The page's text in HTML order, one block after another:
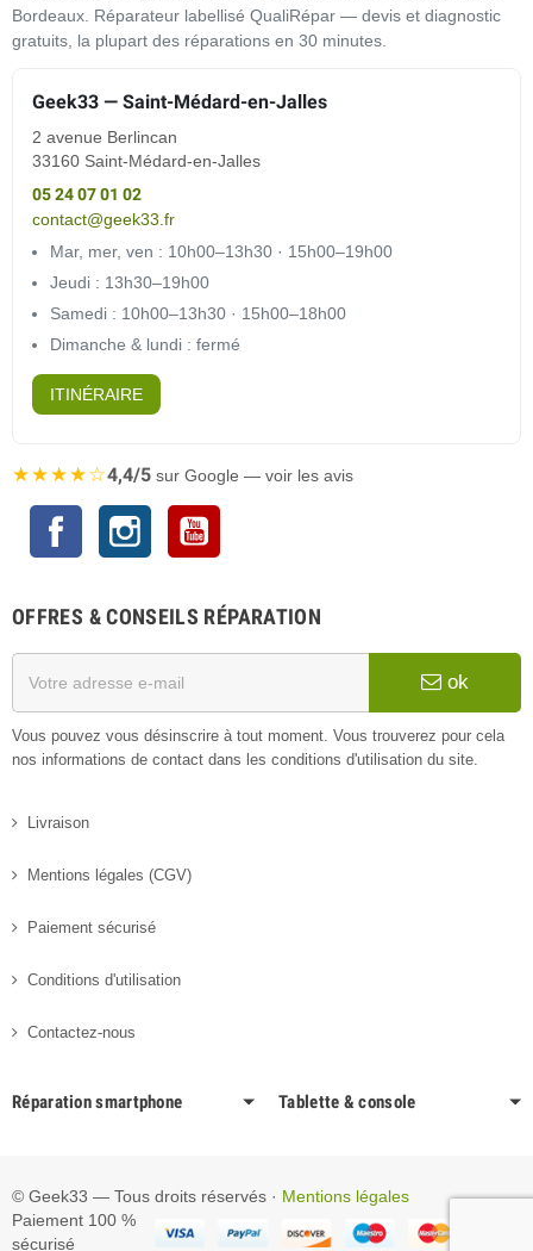
Bordeaux. Réparateur labellisé QualiRépar — devis et diagnostic
gratuits, la plupart des réparations en 30 minutes.
Geek33 — Saint-Médard-en-Jalles
2 avenue Berlincan
33160 Saint-Médard-en-Jalles
05 24 07 01 02
contact@geek33.fr
Mar, mer, ven : 10h00–13h30 · 15h00–19h00
Jeudi : 13h30–19h00
Samedi : 10h00–13h30 · 15h00–18h00
Dimanche & lundi : fermé
ITINÉRAIRE
★★★★☆4,4/5 sur Google — voir les avis
Facebook Instagram
OFFRES & CONSEILS RÉPARATION
ok
Vous pouvez vous désinscrire à tout moment. Vous trouverez pour cela
nos informations de contact dans les conditions d'utilisation du site.
Livraison
Mentions légales (CGV)
Paiement sécurisé
Conditions d'utilisation
Contactez-nous
Réparation smartphone Tablette & console
© Geek33 — Tous droits réservés · Mentions légales
Paiement 100 %
sécurisé